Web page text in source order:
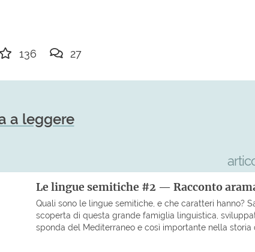
136 27
a leggere
Le lingue semitiche #2 — Racconto
Quali sono le lingue semitiche, e che caratteri hanno?
scoperta di questa grande famiglia linguistica,
sponda del Mediterraneo e così importante nella storia